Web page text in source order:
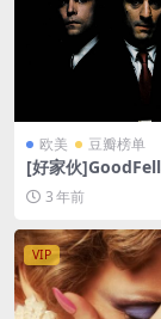
欧美 豆瓣榜单
[好家伙
[百度网盘+夸克
清未删减资源][网
下载][MP4/
3 年前
VIP